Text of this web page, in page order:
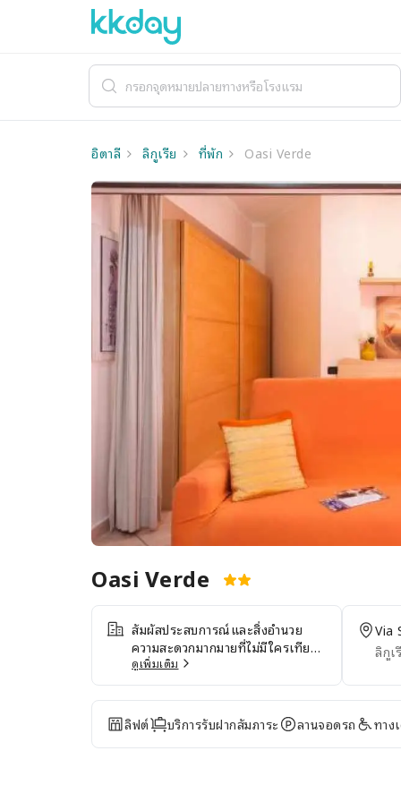
อิตาลี ลิกูเรีย ที่พัก Oasi Verde
Oasi Verde
สัมผัสประสบการณ์และสิ่งอำนวย
ความสะดวกมากมายที่ไม่มีใครเทียบ
ได้ที่ Oasi Verdeแบ่งปันภาพถ่าย
ของคุณและตอบอีเมลได้ทุกเมื่อด้วย
บริการอินเทอร์เน็ตไร้สาย (Wi-Fi)
ฟรีของที่พัก สำหรับผู้ที่เดินทางโดย
รถยนต์ ที่พักมีที่จอดรถฟรี ใส่ชุดโป
รดซ้ำๆ ได้ทุกเมื่อด้วยบริการซักรีดที่
ดูเพิ่มเติม
Via
ลิกูเ
ลิฟต์ บริการรับฝากสัมภาระ ลานจอดรถ ทาง